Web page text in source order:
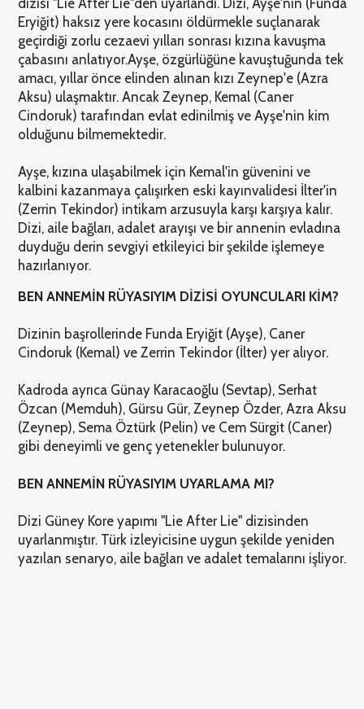
Eryiğit) haksız yere kocasını öldürmekle suçlanarak
geçirdiği zorlu cezaevi yılları sonrası kızına kavuşma
çabasını anlatıyor.Ayşe, özgürlüğüne kavuştuğunda tek
amacı, yıllar önce elinden alınan kızı Zeynep'e (Azra
Aksu) ulaşmaktır. Ancak Zeynep, Kemal (Caner
Cindoruk) tarafından evlat edinilmiş ve Ayşe'nin kim
olduğunu bilmemektedir.
Ayşe, kızına ulaşabilmek için Kemal'in güvenini ve
kalbini kazanmaya çalışırken eski kayınvalidesi İlter'in
(Zerrin Tekindor) intikam arzusuyla karşı karşıya kalır.
Dizi, aile bağları, adalet arayışı ve bir annenin evladına
duyduğu derin sevgiyi etkileyici bir şekilde işlemeye
hazırlanıyor.
BEN ANNEMİN RÜYASIYIM DİZİSİ OYUNCULARI KİM?
Dizinin başrollerinde Funda Eryiğit (Ayşe), Caner
Cindoruk (Kemal) ve Zerrin Tekindor (İlter) yer alıyor.
Kadroda ayrıca Günay Karacaoğlu (Sevtap), Serhat
Özcan (Memduh), Gürsu Gür, Zeynep Özder, Azra Aksu
(Zeynep), Sema Öztürk (Pelin) ve Cem Sürgit (Caner)
gibi deneyimli ve genç yetenekler bulunuyor.
BEN ANNEMİN RÜYASIYIM UYARLAMA MI?
Dizi Güney Kore yapımı "Lie After Lie" dizisinden
uyarlanmıştır. Türk izleyicisine uygun şekilde yeniden
yazılan senaryo, aile bağları ve adalet temalarını işliyor.